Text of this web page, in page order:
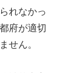
れなかっ
府が適切
せん。